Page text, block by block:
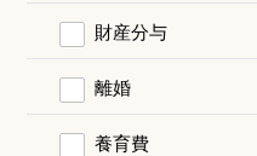
財産分与
離婚
養育費